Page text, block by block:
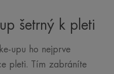
šetrný k pleti
upu ho nejprve
pleti. Tím zabráníte